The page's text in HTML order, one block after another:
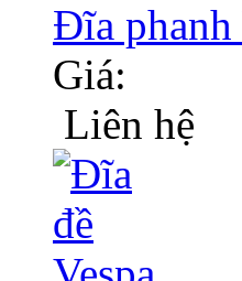
Đĩa phanh
Giá:
Liên hệ